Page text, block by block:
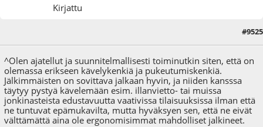
Kirjattu
#9525
^Olen ajatellut ja suunnitelmallisesti toiminutkin siten, että on
olemassa erikseen kävelykenkiä ja pukeutumiskenkiä.
Jälkimmäisten on sovittava jalkaan hyvin, ja niiden kansssa
täytyy pystyä kävelemään esim. illanvietto- tai muissa
jonkinasteista edustavuutta vaativissa tilaisuuksissa ilman että
ne tuntuvat epämukavilta, mutta hyväksyen sen, että ne eivät
välttämättä aina ole ergonomisimmat mahdolliset jalkineet.